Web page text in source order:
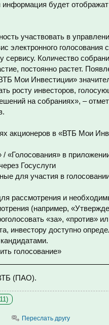
информация будет
участвовать в
электронного голосования
сервису. Количество
постоянно растет.
Мои Инвестиции»
росту инвесторов,
на собраниях», –
акционеров в «ВТБ Мои
в
Госуслуги
для участия в
рассмотрения и
(например,
«за», «против»
инвестору доступно
голосование»
(ПАО).
Переслать другу